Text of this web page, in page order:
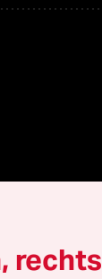
rechts